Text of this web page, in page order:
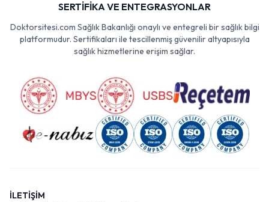
SERTİFİKA VE ENTEGRASYONLAR
Doktorsitesi.com Sağlık Bakanlığı onaylı ve entegreli bir sağlık bilgi
platformudur. Sertifikaları ile tescillenmiş güvenilir altyapısıyla
sağlık hizmetlerine erişim sağlar.
İLETİŞİM